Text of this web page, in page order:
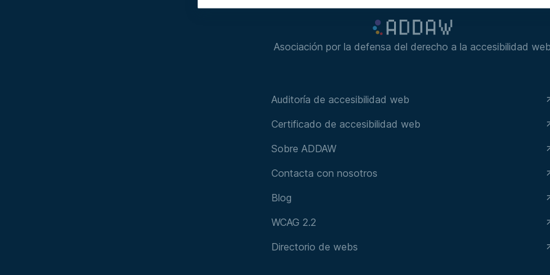
Asociación por la defensa del derecho a la accesibilidad
Auditoría de accesibilidad web
Certificado de accesibilidad web
Sobre ADDAW
Contacta con nosotros
Blog
WCAG 2.2
Directorio de webs